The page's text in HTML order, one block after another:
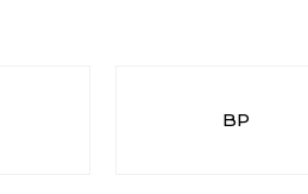
BP